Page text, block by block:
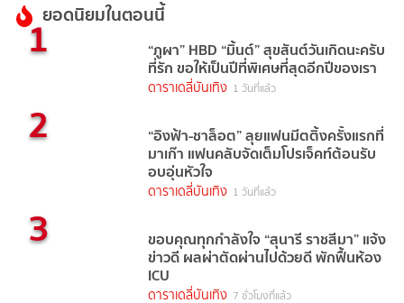
ยอดนิยมในตอนนี้
1 “ภูผา” HBD “มิ้นต์” สุขสันต์วันเกิดนะครับ
ที่รัก ขอให้เป็นปีที่พิเศษที่สุดอีกปีของเรา
ดาราเดลี่บันเทิง 1 วันที่แล้ว
2 “อิงฟ้า-ชาล็อต” ลุยแฟนมีตติ้งครั้งแรกที่
มาเก๊า แฟนคลับจัดเต็มโปรเจ็คท์ต้อนรับ
อบอุ่นหัวใจ
ดาราเดลี่บันเทิง 1 วันที่แล้ว
3 ขอบคุณทุกกำลังใจ “สุนารี ราชสีมา” แจ้ง
ข่าวดี ผลผ่าตัดผ่านไปด้วยดี พักฟื้นห้อง
ICU
ดาราเดลี่บันเทิง 7 ชั่วโมงที่แล้ว